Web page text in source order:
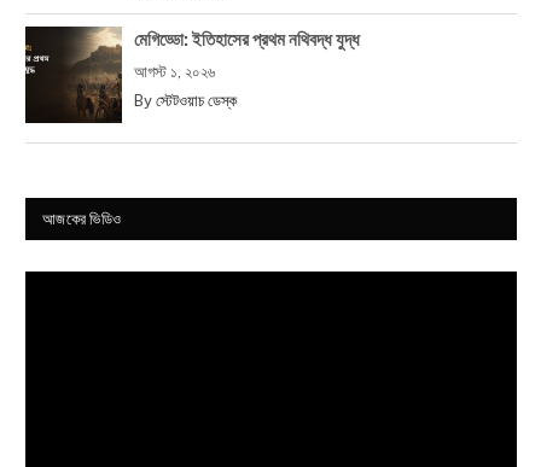
মেগিড্ডো: ইতিহাসের প্রথম নথিবদ্ধ যুদ্ধ
আগস্ট ১, ২০২৬
By স্টেটওয়াচ ডেস্ক
আজকের ভিডিও